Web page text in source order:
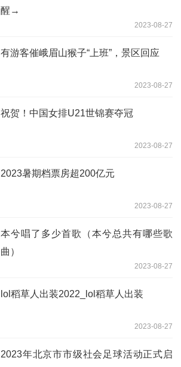
醒→
2023-08-27
有游客催峨眉山猴子“上班”，景区回应
2023-08-27
祝贺！中国女排U21世锦赛夺冠
2023-08-27
2023暑期档票房超200亿元
2023-08-27
本兮唱了多少首歌（本兮总共有哪些歌
曲）
2023-08-27
lol稻草人出装2022_lol稻草人出装
2023-08-27
2023年北京市市级社会足球活动正式启